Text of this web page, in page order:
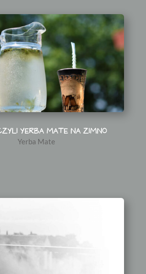
YERBA MATE NA ZIMNO
Yerba Mate